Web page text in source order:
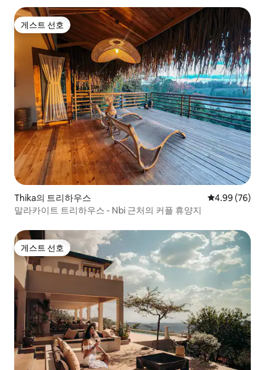
게스트 선호
게스트 선호
Thika의 트리하우스 평점 4.99점(5
4.99 (76)
말라카이트 트리하우스 - Nbi 근처의 커플 휴양지
게스트 선호
게스트 선호